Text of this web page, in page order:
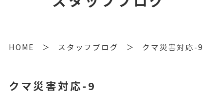
HOME スタッフブログ クマ災害対応-9
クマ災害対応-9